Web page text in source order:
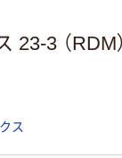
23-3 （RDM
ス